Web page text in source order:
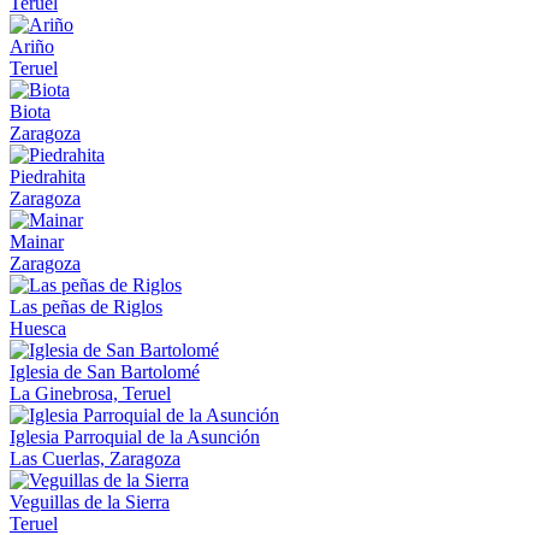
Ariño
Teruel
Biota
Zaragoza
Piedrahita
Zaragoza
Mainar
Zaragoza
Las peñas de Riglos
Huesca
Iglesia de San Bartolomé
La Ginebrosa, Teruel
Iglesia Parroquial de la Asunción
Las Cuerlas, Zaragoza
Veguillas de la Sierra
Teruel